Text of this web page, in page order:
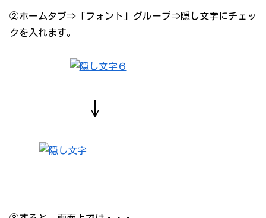
②ホームタブ⇒「フォント」グループ⇒隠し文字にチェッ
クを入れます。
↓